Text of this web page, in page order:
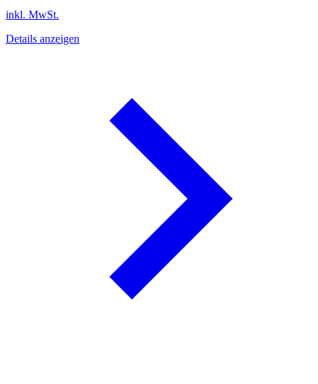
inkl. MwSt.
Details anzeigen